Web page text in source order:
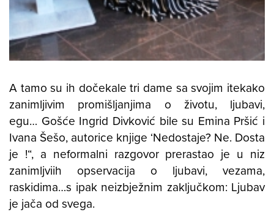
A tamo su ih dočekale tri dame sa svojim itekako
zanimljivim promišljanjima o životu, ljubavi,
egu… Gošće Ingrid Divković bile su Emina Pršić i
Ivana Šešo, autorice knjige ‘Nedostaje? Ne. Dosta
je !“, a neformalni razgovor prerastao je u niz
zanimljviih opservacija o ljubavi, vezama,
raskidima…s ipak neizbježnim zaključkom: Ljubav
je jača od svega.